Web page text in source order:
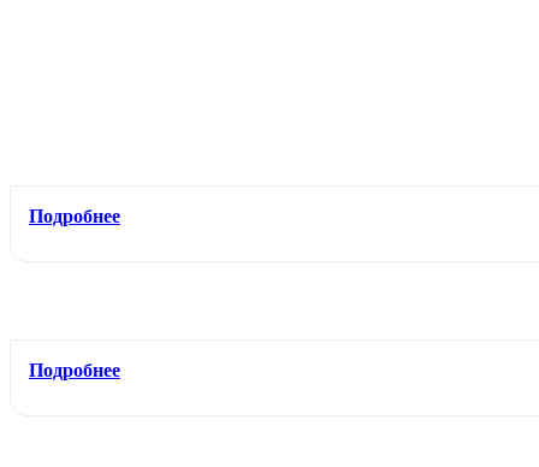
Подробнее
Подробнее